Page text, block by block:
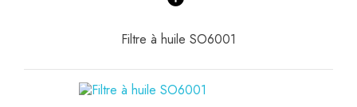
Filtre à huile SO6001